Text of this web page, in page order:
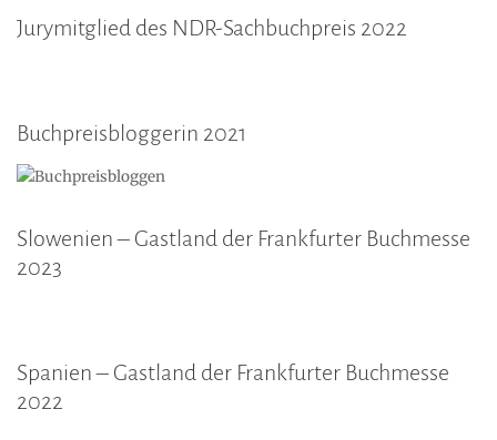
Jurymitglied des NDR-Sachbuchpreis 2022
Buchpreisbloggerin 2021
Slowenien – Gastland der Frankfurter Buchmesse
2023
Spanien – Gastland der Frankfurter Buchmesse
2022